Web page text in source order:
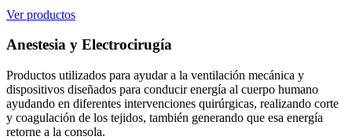
Ver productos
Anestesia y Electrocirugía
Productos utilizados para ayudar a la ventilación mecánica y
dispositivos diseñados para conducir energía al cuerpo humano
ayudando en diferentes intervenciones quirúrgicas, realizando corte
y coagulación de los tejidos, también generando que esa energía
retorne a la consola.